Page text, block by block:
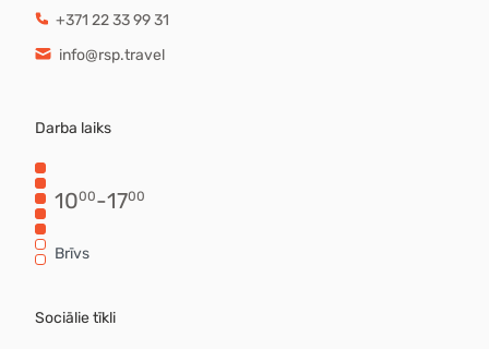
+371 22 33 99 31
info@rsp.travel
Darba laiks
1000-1700
Brīvs
Sociālie tīkli